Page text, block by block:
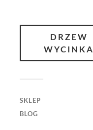
DRZEW
WYCINKA
SKLEP
BLOG